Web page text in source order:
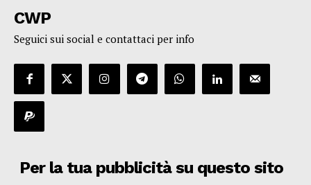
CWP
Seguici sui social e contattaci per info
Per la tua pubblicità su questo sito